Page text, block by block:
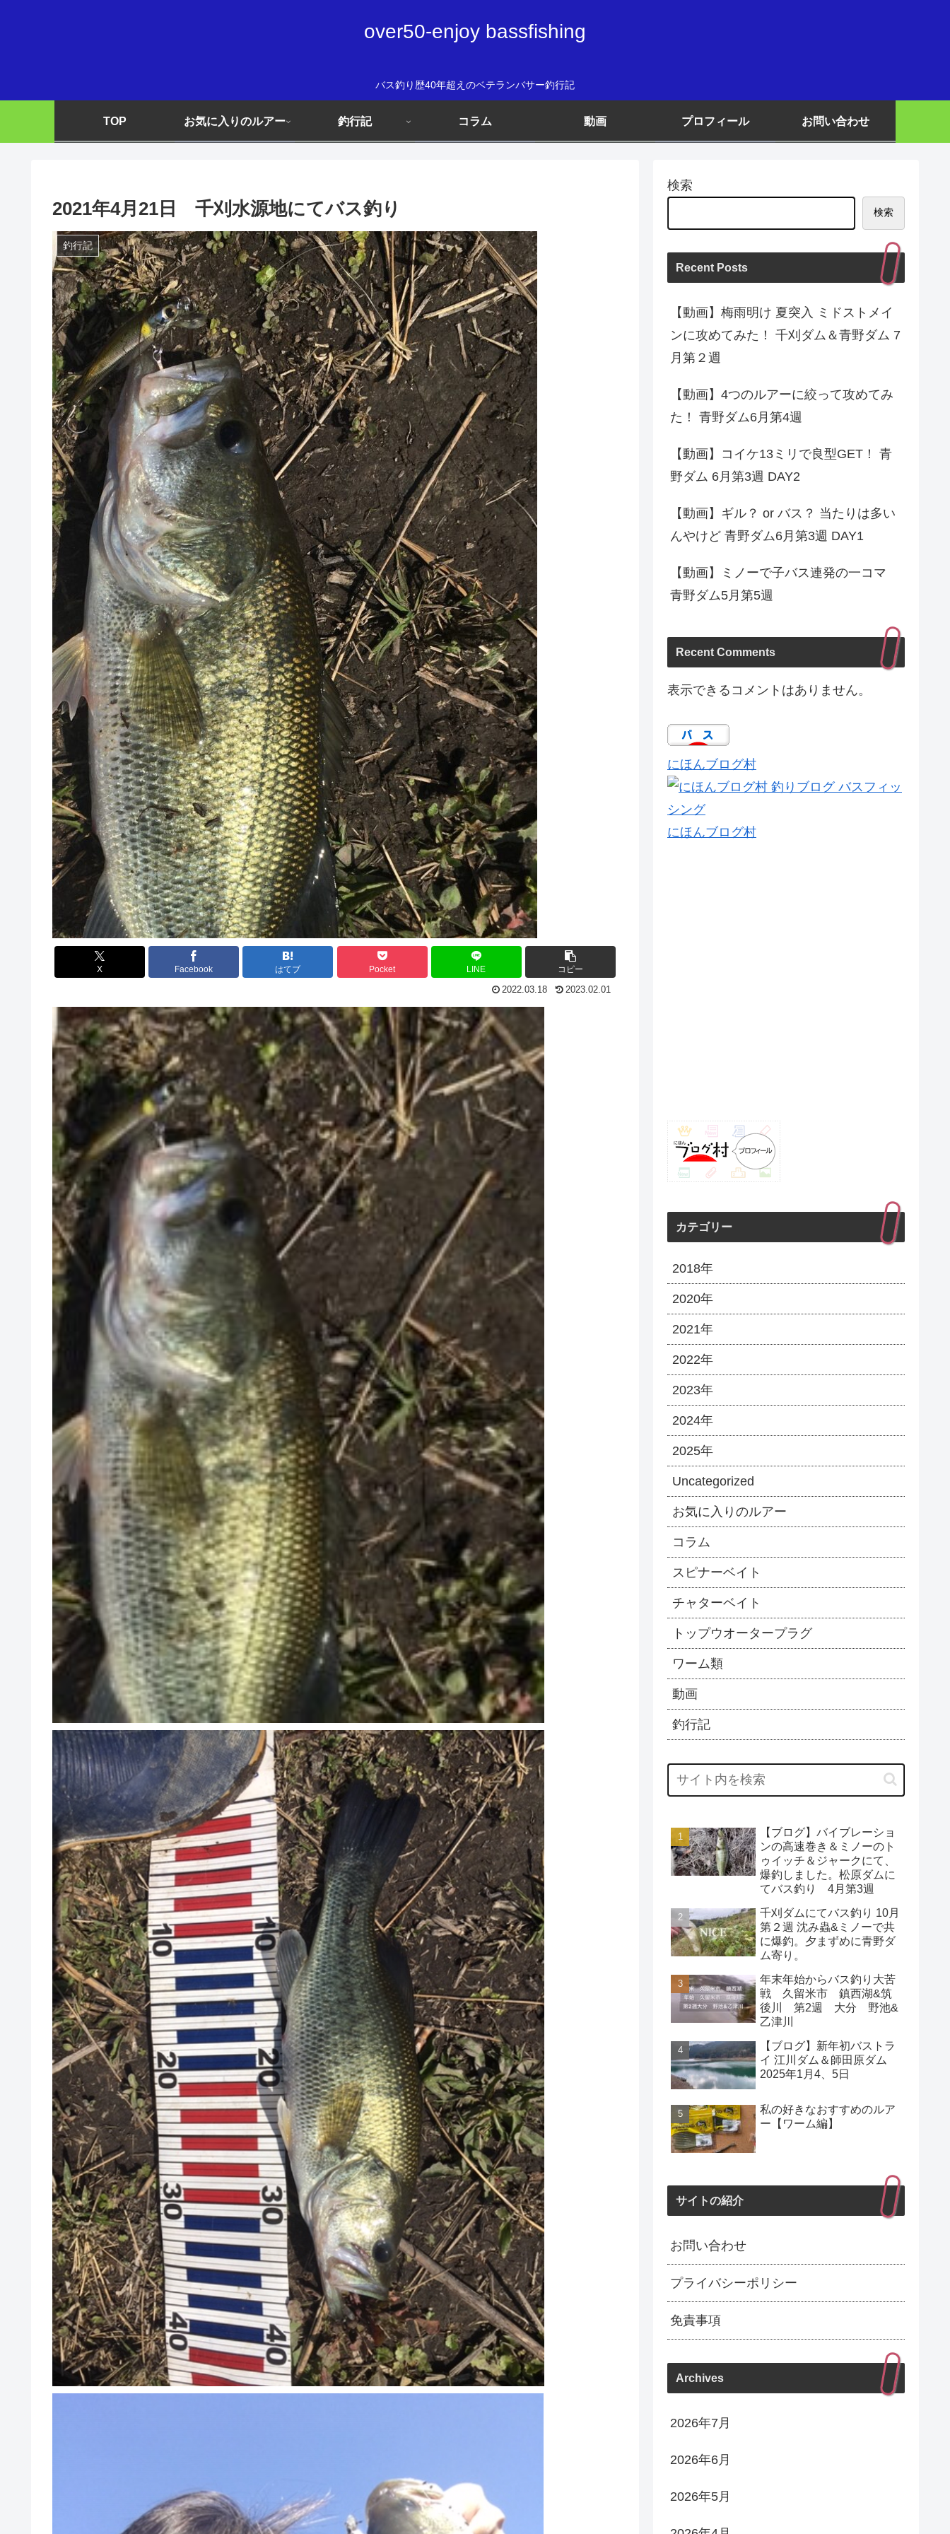
over50-enjoy bassfishing
バス釣り歴40年超えのベテランバサー釣行記
TOP お気に入りのルアー 釣行記 コラム 動画 プロフィール お問い合わせ
2021年4月21日 千刈水源地にてバス釣り
釣行記
X Facebook はてブ Pocket LINE コピー
2022.03.18 2023.02.01
検索
検索
Recent Posts
【動画】梅雨明け 夏突入 ミドストメイ
ンに攻めてみた！ 千刈ダム＆青野ダム 7
月第２週
【動画】4つのルアーに絞って攻めてみ
た！ 青野ダム6月第4週
【動画】コイケ13ミリで良型GET！ 青
野ダム 6月第3週 DAY2
【動画】ギル？ or バス？ 当たりは多い
んやけど 青野ダム6月第3週 DAY1
【動画】ミノーで子バス連発の一コマ
青野ダム5月第5週
Recent Comments
表示できるコメントはありません。
にほんブログ村
にほんブログ村
カテゴリー
2018年
2020年
2021年
2022年
2023年
2024年
2025年
Uncategorized
お気に入りのルアー
コラム
スピナーベイト
チャターベイト
トップウオータープラグ
ワーム類
動画
釣行記
【ブログ】バイブレーショ
ンの高速巻き＆ミノーのト
ゥイッチ＆ジャークにて、
爆釣しました。松原ダムに
てバス釣り 4月第3週
千刈ダムにてバス釣り 10月
第２週 沈み蟲&ミノーで共
に爆釣。夕まずめに青野ダ
ム寄り。
年末年始からバス釣り大苦
戦 久留米市 鎮西湖&筑
後川 第2週 大分 野池&
乙津川
【ブログ】新年初バストラ
イ 江川ダム＆師田原ダム
2025年1月4、5日
私の好きなおすすめのルア
ー【ワーム編】
サイトの紹介
お問い合わせ
プライバシーポリシー
免責事項
Archives
2026年7月
2026年6月
2026年5月